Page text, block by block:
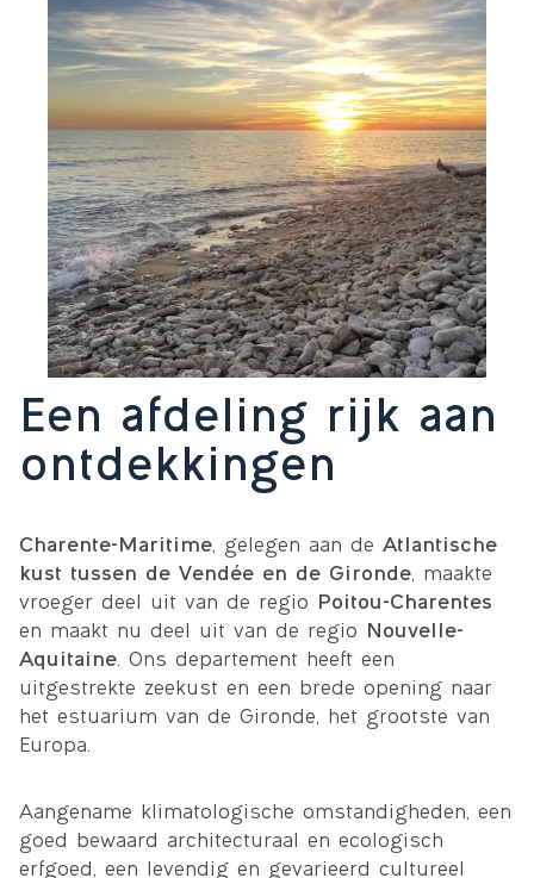
Een afdeling rijk aan
ontdekkingen
Charente-Maritime, gelegen aan de Atlantische
kust tussen de Vendée en de Gironde, maakte
vroeger deel uit van de regio Poitou-Charentes
en maakt nu deel uit van de regio Nouvelle-
Aquitaine. Ons departement heeft een
uitgestrekte zeekust en een brede opening naar
het estuarium van de Gironde, het grootste van
Europa.
Aangename klimatologische omstandigheden, een
goed bewaard architecturaal en ecologisch
erfgoed, een levendig en gevarieerd cultureel